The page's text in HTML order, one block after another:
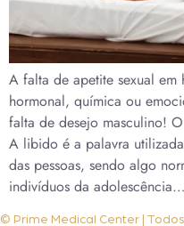
A falta de apetite sexual
hormonal, química ou
falta de desejo masculino!
A libido é a palavra
das pessoas, sendo algo
indivíduos da adolescência…
© Prime Medical Center |